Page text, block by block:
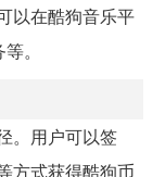
以在酷狗音乐平
。
。用户可以签
方式获得酷狗币